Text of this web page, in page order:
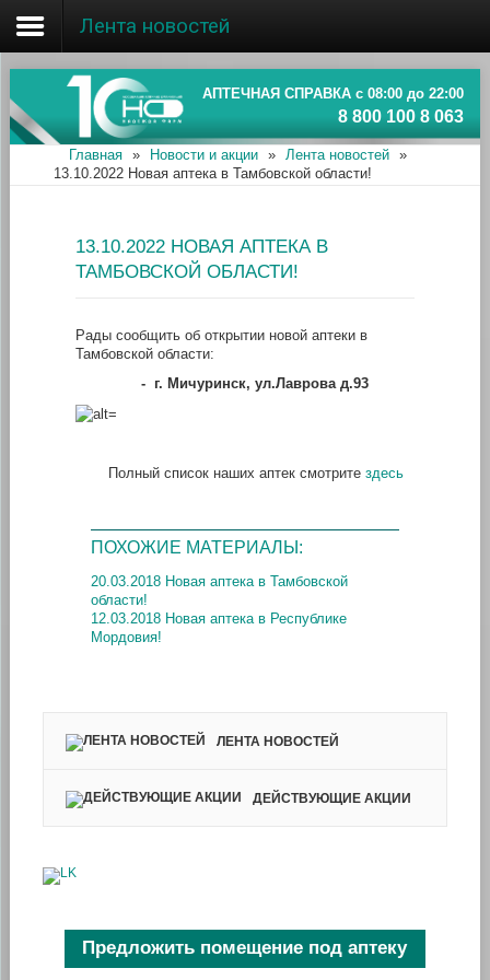
Главная
Об ассоциации
Наши аптеки
Информация
Лента новостей
АПТЕЧНАЯ СПРАВКА с 08:00 до 22:00
8 800 100 8 063
Главная » Новости и акции » Лента новостей
»
13.10.2022 Новая аптека в Тамбовской области!
13.10.2022 НОВАЯ АПТЕКА В
ТАМБОВСКОЙ ОБЛАСТИ!
Рады сообщить об открытии новой аптеки в
Тамбовской области:
- г. Мичуринск, ул.Лаврова д.93
Полный список наших аптек смотрите здесь
ПОХОЖИЕ МАТЕРИАЛЫ:
20.03.2018 Новая аптека в Тамбовской
области!
12.03.2018 Новая аптека в Республике
Мордовия!
ЛЕНТА НОВОСТЕЙ
ДЕЙСТВУЮЩИЕ АКЦИИ
Предложить помещение под аптеку